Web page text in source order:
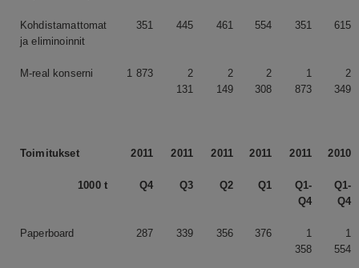
Kohdistamattomat
ja eliminoinnit
351 445 461 554 351 615
M-real konserni 1 873
2
131
2
149
2
308
1
873
2
349
Toimitukset 2011 2011 2011 2011 2011 2010
1000 t Q4 Q3 Q2 Q1
Q1-
Q4
Q1-
Q4
Paperboard 287 339 356 376
1
358
1
554